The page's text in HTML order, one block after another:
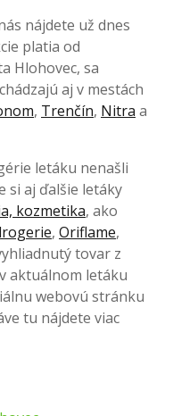
nájdete už dnes
platia od
Hlohovec, sa
aj v mestách
, Trenčín, Nitra a
letáku nenašli
si aj ďalšie letáky
kozmetika, ako
, Oriflame,
tovar z
aktuálnom letáku
webovú stránku
tu nájdete viac